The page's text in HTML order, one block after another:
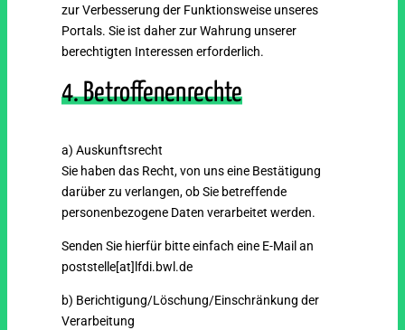
zur Verbesserung der Funktionsweise unseres
Portals. Sie ist daher zur Wahrung unserer
berechtigten Interessen erforderlich.
4. Betroffenenrechte
a) Auskunftsrecht
Sie haben das Recht, von uns eine Bestätigung
darüber zu verlangen, ob Sie betreffende
personenbezogene Daten verarbeitet werden.
Senden Sie hierfür bitte einfach eine E-Mail an
poststelle[at]lfdi.bwl.de
b) Berichtigung/Löschung/Einschränkung der
Verarbeitung